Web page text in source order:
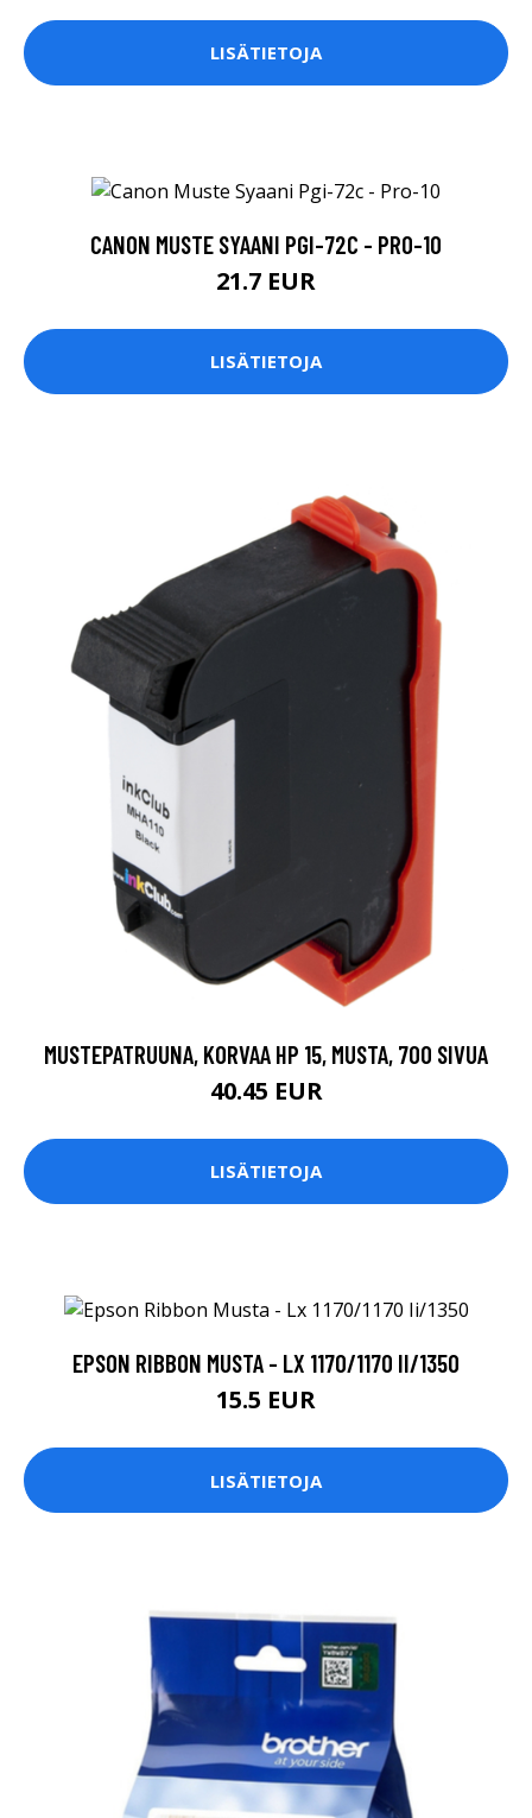
LISÄTIETOJA
CANON MUSTE SYAANI PGI-72C - PRO-10
21.7 EUR
LISÄTIETOJA
MUSTEPATRUUNA, KORVAA HP 15, MUSTA, 700 SIVUA
40.45 EUR
LISÄTIETOJA
EPSON RIBBON MUSTA - LX 1170/1170 II/1350
15.5 EUR
LISÄTIETOJA